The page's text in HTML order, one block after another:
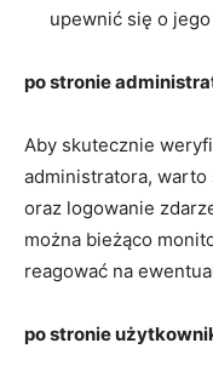
upewnić się o
po stronie
Aby skutecznie
administratora,‌
‌oraz‌ logowanie
można ​bieżąco
reagować ‌na​
po stronie